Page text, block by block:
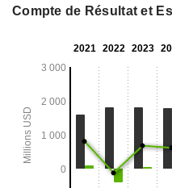
Il comprend également
carrés.
Compte de Résultat et